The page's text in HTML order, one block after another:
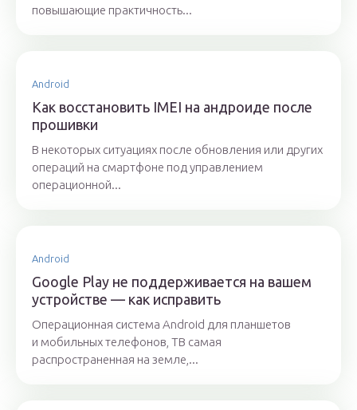
повышающие практичность...
Android
Как восстановить IMEI на андроиде после
прошивки
В некоторых ситуациях после обновления или других
операций на смартфоне под управлением
операционной...
Android
Google Play не поддерживается на вашем
устройстве — как исправить
Операционная система Android для планшетов
и мобильных телефонов, ТВ самая
распространенная на земле,...